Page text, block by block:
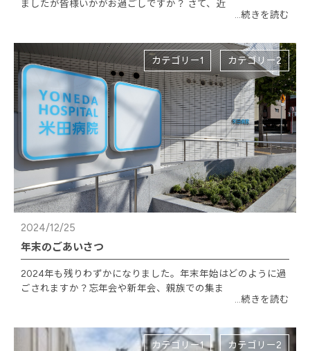
ましたが皆様いかがお過ごしですか？ さて、近
...続きを読む
2024/12/25
年末のごあいさつ
カテゴリー1 カテゴリー2
2024年も残りわずかになりました。年末年始はどのように過
ごされますか？忘年会や新年会、親族での集ま
...続きを読む
カテゴリー1 カテゴリー2